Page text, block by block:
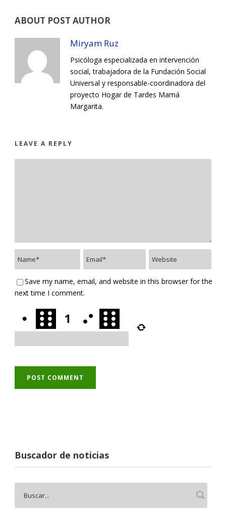
ABOUT POST AUTHOR
Miryam Ruz
Psicóloga especializada en intervención
social, trabajadora de la Fundación Social
Universal y responsable-coordinadora del
proyecto Hogar de Tardes Mamá
Margarita.
LEAVE A REPLY
Save my name, email, and website in this browser for the
next time I comment.
Buscador de noticias